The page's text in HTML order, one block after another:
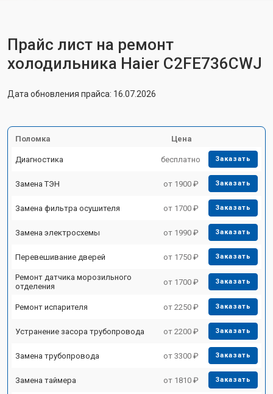
Прайс лист на ремонт
холодильника Haier C2FE736CWJ
Дата обновления прайса: 16.07.2026
Поломка Цена
Диагностика бесплатно Заказать
Замена ТЭН от 1900 ₽ Заказать
Замена фильтра осушителя от 1700 ₽ Заказать
Замена электросхемы от 1990 ₽ Заказать
Перевешивание дверей от 1750 ₽ Заказать
Ремонт датчика морозильного
отделения
от 1700 ₽ Заказать
Ремонт испарителя от 2250 ₽ Заказать
Устранение засора трубопровода от 2200 ₽ Заказать
Замена трубопровода от 3300 ₽ Заказать
Замена таймера от 1810 ₽ Заказать